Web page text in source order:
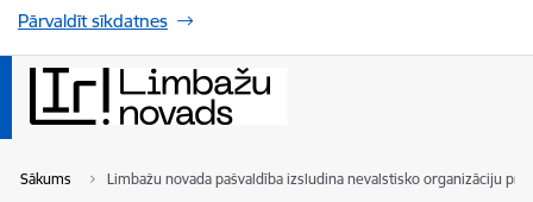
Pārvaldīt sīkdatnes
Sākums Limbažu novada pašvaldība izsludina nevalstisko organizāciju